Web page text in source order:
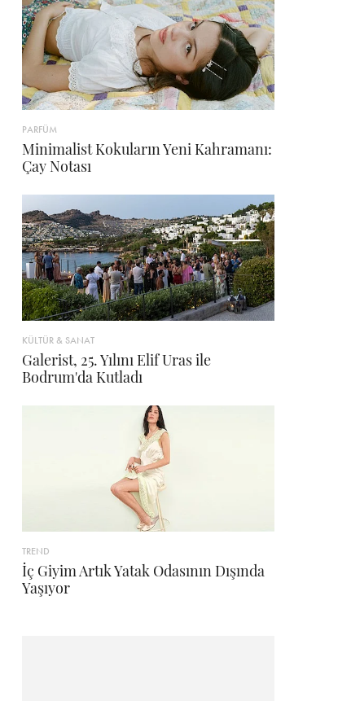
PARFÜM
Minimalist Kokuların Yeni Kahramanı:
Çay Notası
KÜLTÜR & SANAT
Galerist, 25. Yılını Elif Uras ile
Bodrum'da Kutladı
TREND
İç Giyim Artık Yatak Odasının Dışında
Yaşıyor